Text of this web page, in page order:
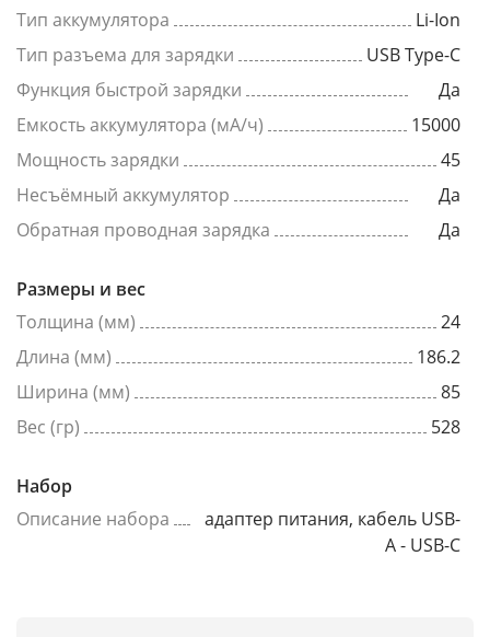
Тип аккумулятора
Li-Ion
Тип разъема для зарядки
USB Type-C
Функция быстрой зарядки
Да
Емкость аккумулятора (мА/ч)
15000
Мощность зарядки
45
Несъёмный аккумулятор
Да
Обратная проводная зарядка
Да
Размеры и вес
Толщина (мм)
24
Длина (мм)
186.2
Ширина (мм)
85
Вес (гр)
528
Набор
Описание набора
адаптер питания, кабель USB-
A - USB-C